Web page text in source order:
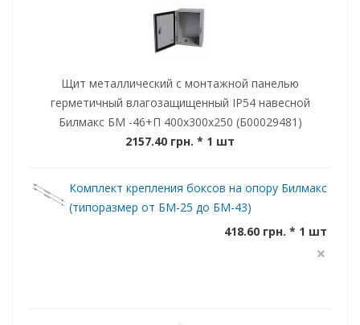
Щит металлический с монтажной панелью
герметичный влагозащищенный IP54 навесной
Билмакс БМ -46+П 400x300x250 (Б00029481)
2157.40 грн. * 1 шт
Комплект крепления боксов на опору Билмакс
(типоразмер от БМ-25 до БМ-43)
418.60 грн. * 1 шт